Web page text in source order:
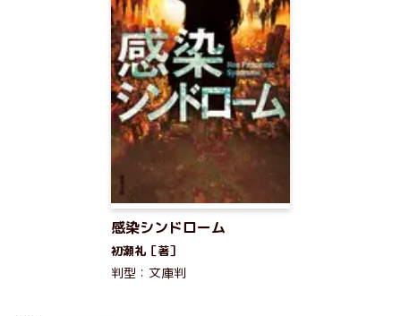
感染シンドローム
初瀬礼［著］
判型：文庫判